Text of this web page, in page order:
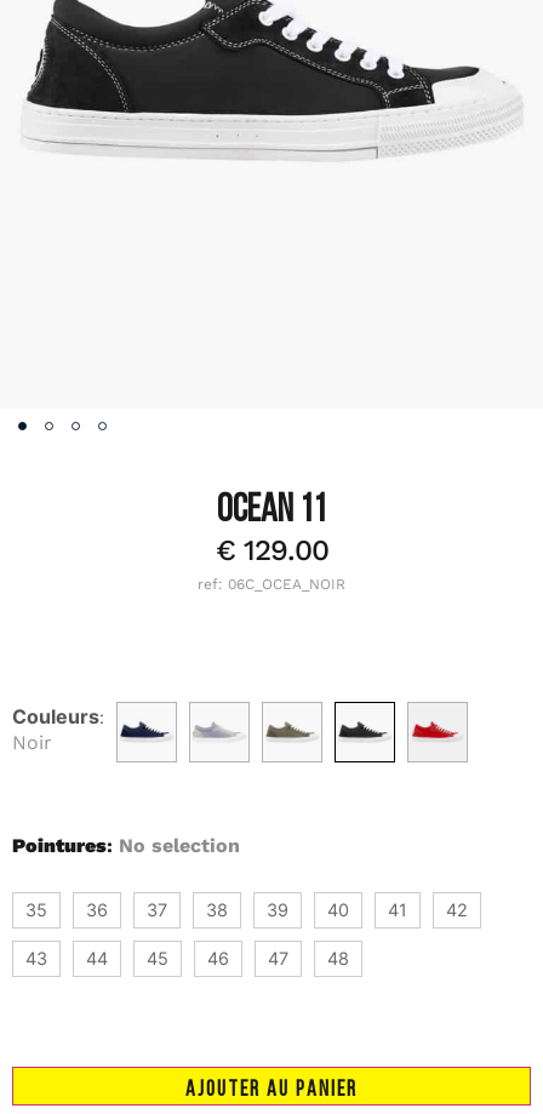
OCEAN 11
€129.00
ref: 06C_OCEA_NOIR
Couleurs:
Noir
Pointures: No selection
35 36 37 38 39 40 41 42
43 44 45 46 47 48
AJOUTER AU PANIER